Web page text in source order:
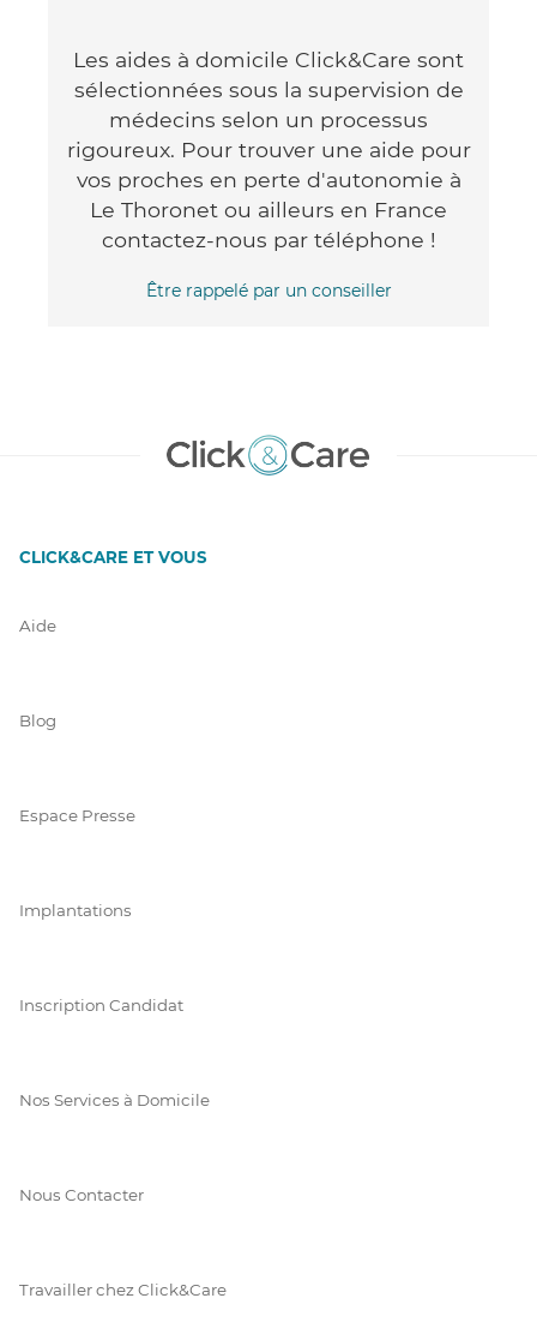
Les aides à domicile Click&Care sont
sélectionnées sous la supervision de
médecins selon un processus
rigoureux. Pour trouver une aide pour
vos proches en perte d'autonomie à
Le Thoronet ou ailleurs en France
contactez-nous par téléphone !
Être rappelé par un conseiller
CLICK&CARE ET VOUS
Aide
Blog
Espace Presse
Implantations
Inscription Candidat
Nos Services à Domicile
Nous Contacter
Travailler chez Click&Care